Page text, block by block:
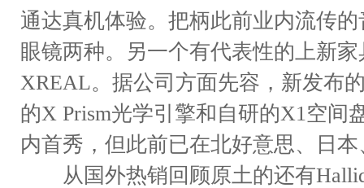
通达真机体验。把柄此前业内流传
眼镜两种。另一个有代表性的上新
XREAL。据公司方面先容，新发布
的X Prism光学引擎和自研的X1空间
内首秀，但此前已在北好意思、日
从国外热销回顾原土的还有